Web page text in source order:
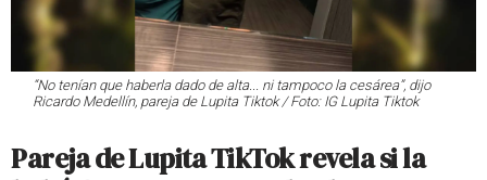
“No tenían que haberla dado de alta... ni tampoco la cesárea”, dijo
Ricardo Medellín, pareja de Lupita Tiktok / Foto: IG Lupita Tiktok
Pareja de Lupita TikTok revela si la